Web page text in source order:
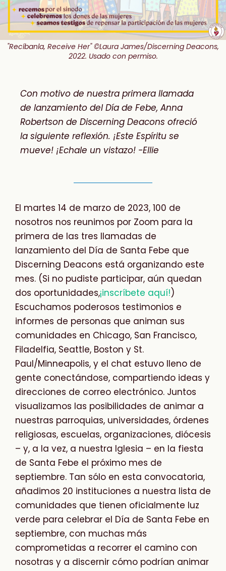
"Recíbanla, Receive Her" ©Laura James/Discerning Deacons,
2022. Usado con permiso.
Con motivo de nuestra primera llamada
de lanzamiento del Día de Febe, Anna
Robertson de Discerning Deacons ofreció
la siguiente reflexión. ¡Este Espíritu se
mueve! ¡Echale un vistazo! -Ellie
El martes 14 de marzo de 2023, 100 de
nosotros nos reunimos por Zoom para la
primera de las tres llamadas de
lanzamiento del Día de Santa Febe que
Discerning Deacons está organizando este
mes. (Si no pudiste participar, aún quedan
dos oportunidades,¡inscríbete aquí!)
Escuchamos poderosos testimonios e
informes de personas que animan sus
comunidades en Chicago, San Francisco,
Filadelfia, Seattle, Boston y St.
Paul/Minneapolis, y el chat estuvo lleno de
gente conectándose, compartiendo ideas y
direcciones de correo electrónico. Juntos
visualizamos las posibilidades de animar a
nuestras parroquias, universidades, órdenes
religiosas, escuelas, organizaciones, diócesis
– y, a la vez, a nuestra Iglesia – en la fiesta
de Santa Febe el próximo mes de
septiembre. Tan sólo en esta convocatoria,
añadimos 20 instituciones a nuestra lista de
comunidades que tienen oficialmente luz
verde para celebrar el Día de Santa Febe en
septiembre, con muchas más
comprometidas a recorrer el camino con
nosotras y a discernir cómo podrían animar